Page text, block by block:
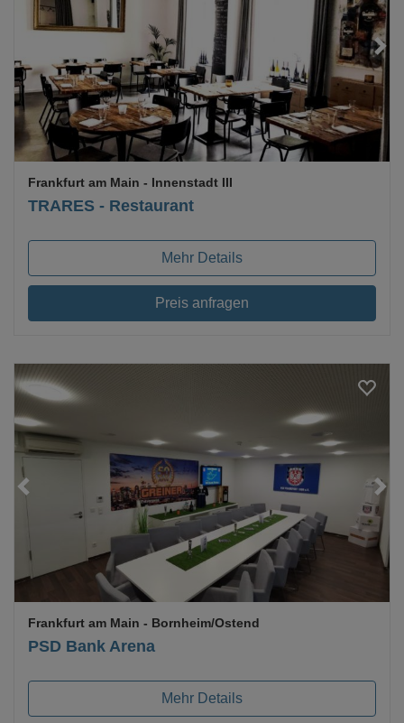
TRARES - Restaurant
Frankfurt am Main - Innenstadt III
Mehr Details
Preis anfragen
PSD Bank Arena
Frankfurt am Main - Bornheim/Ostend
Mehr Details